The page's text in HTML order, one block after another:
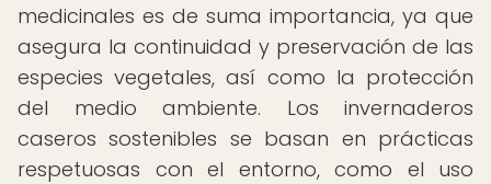
medicinales es de suma importancia, ya que
asegura la continuidad y preservación de las
especies vegetales, así como la protección
del medio ambiente. Los invernaderos
caseros sostenibles se basan en prácticas
respetuosas con el entorno, como el uso